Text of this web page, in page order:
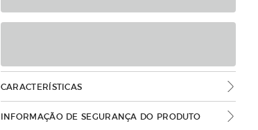
CARACTERÍSTICAS
INFORMAÇÃO DE SEGURANÇA DO PRODUTO